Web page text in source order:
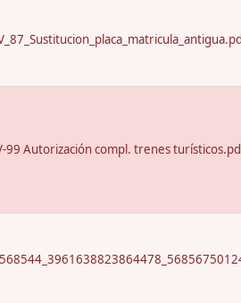
99 Autorización compl. trenes